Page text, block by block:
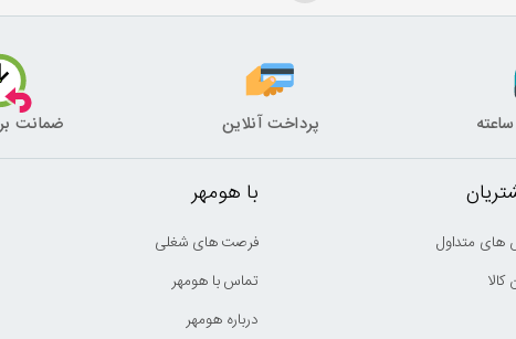
پرداخت آنلاین ضمانت
های متداول
کالا
با هومهر
فرصت های شغلی
تماس با هومهر
درباره هومهر